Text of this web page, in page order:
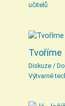
učitelů
Diskuze /
Výtvarné